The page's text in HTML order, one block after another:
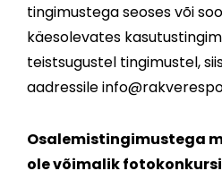
tingimustega seoses või
käesolevates
teistsugustel tingimustel,
aadressile
Osalemistingimustega
ole võimalik